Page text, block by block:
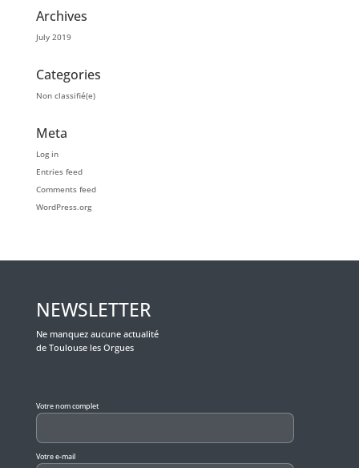
Archives
July 2019
Categories
Non classifié(e)
Meta
Log in
Entries feed
Comments feed
WordPress.org
NEWSLETTER
Ne manquez aucune actualité
de Toulouse les Orgues
Votre nom complet
Votre e-mail